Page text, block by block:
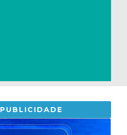
PUBLICIDADE